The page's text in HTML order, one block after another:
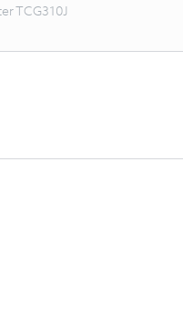
TCG310J